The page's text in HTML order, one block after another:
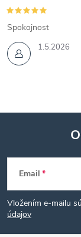
1.5.2026
Spokojnost
Z
á
p
Email
Vložením e-mailu
údajov